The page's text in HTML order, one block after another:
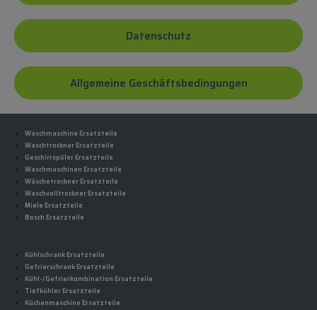
Datenschutz
Allgemeine Geschäftsbedingungen
Waschmaschine Ersatzteile
Waschtrockner Ersatzteile
Geschirrspüler Ersatzteile
Waschmaschinen Ersatzteile
Wäschetrockner Ersatzteile
Waschvolltrockner Ersatzteile
Miele Ersatzteile
Bosch Ersatzteile
Kühlschrank Ersatzteile
Gefrierschrank Ersatzteile
Kühl-/Gefrierkombination Ersatzteile
Tiefkühler Ersatzteile
Küchenmaschine Ersatzteile